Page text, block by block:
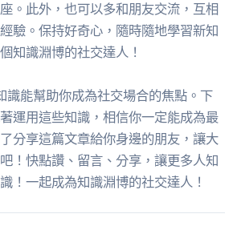
。此外，也可以多和朋友交流，互相
驗。保持好奇心，隨時隨地學習新知
知識淵博的社交達人！
識能幫助你成為社交場合的焦點。下
運用這些知識，相信你一定能成為最
分享這篇文章給你身邊的朋友，讓大
！快點讚、留言、分享，讓更多人知
！一起成為知識淵博的社交達人！